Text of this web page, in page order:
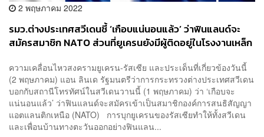
2 พฤษภาคม 2022
รมว.ต่างประเทศสวีเดนชี้ ‘เกือบแน่นอนแล้ว’ ว่าฟินแลนด์จะ
สมัครสมาชิก NATO ส่วนที่ยูเครนยังมีผู้ติดอยู่ในโรงงานเหล็ก
ความเคลื่อนไหวสงครามยูเครน-รัสเซีย และประเด็นที่เกี่ยวข้องวันนี้
(2 พฤษภาคม) แอน ลินเด รัฐมนตรีว่าการกระทรวงต่างประเทศสวีเดน
บอกกับสถานีโทรทัศน์ในสวีเดนวานนี้ (1 พฤษภาคม) ว่า ‘เกือบจะ
แน่นอนแล้ว’ ว่าฟินแลนด์จะสมัครเข้าเป็นสมาชิกองค์การสนธิสัญญา
แอตแลนติกเหนือ (NATO) การบุกยูเครนของรัสเซียทำให้ทั้งสวีเดน
และเพื่อนบ้านทางตะวันออกอย่างฟินแลน...